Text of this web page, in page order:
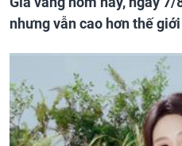
nhưng vẫn cao hơn thế